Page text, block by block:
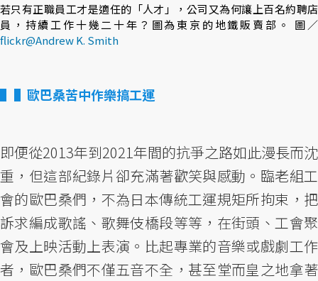
若只有正職員工才是適任的「人才」，公司又為何讓上百名約聘店
員，持續工作十幾二十年？圖為東京的地鐵販賣部。 圖／
flickr@Andrew K. Smith
▌歐巴桑苦中作樂搞工運
即便從2013年到2021年間的抗爭之路如此漫長而沈
重，但這部紀錄片卻充滿著歡笑與感動。臨老組工
會的歐巴桑們，不為日本傳統工運規矩所拘束，把
訴求編成歌謠、歌舞伎橋段等等，在街頭、工會聚
會及上映活動上表演。比起專業的音樂或戲劇工作
者，歐巴桑們不僅五音不全，甚至堂而皇之地拿著